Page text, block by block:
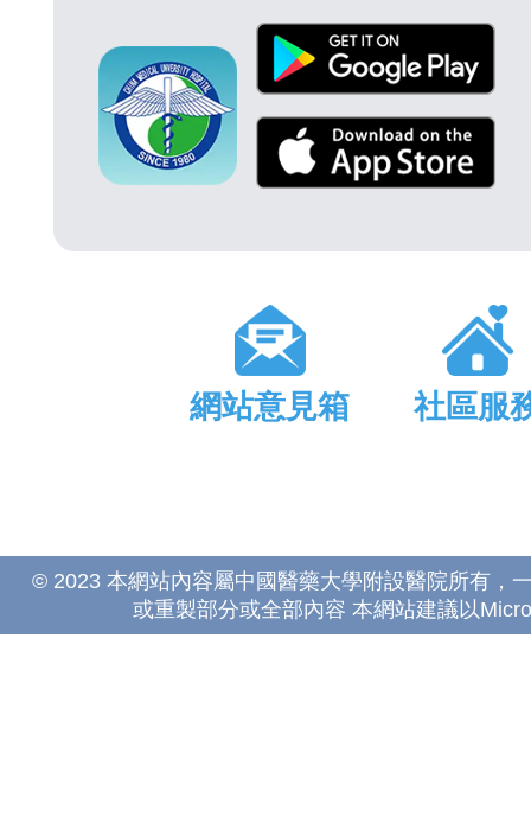
網站意見箱 社區服
© 2023 本網站內容屬中國醫藥大學附設醫院所有，
或重製部分或全部內容 本網站建議以